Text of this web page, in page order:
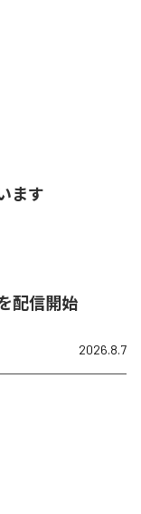
ます
配信開始
2026.8.7